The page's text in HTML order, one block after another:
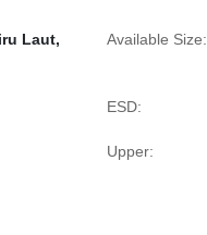
Laut,
Available Size:
ESD:
Upper: